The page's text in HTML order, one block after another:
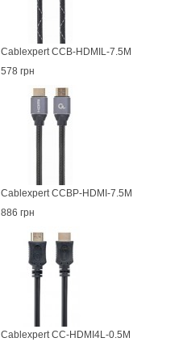
Cablexpert CCB-HDMIL-7.5M
578 грн
Cablexpert CCBP-HDMI-7.5M
886 грн
Cablexpert CC-HDMI4L-0.5M